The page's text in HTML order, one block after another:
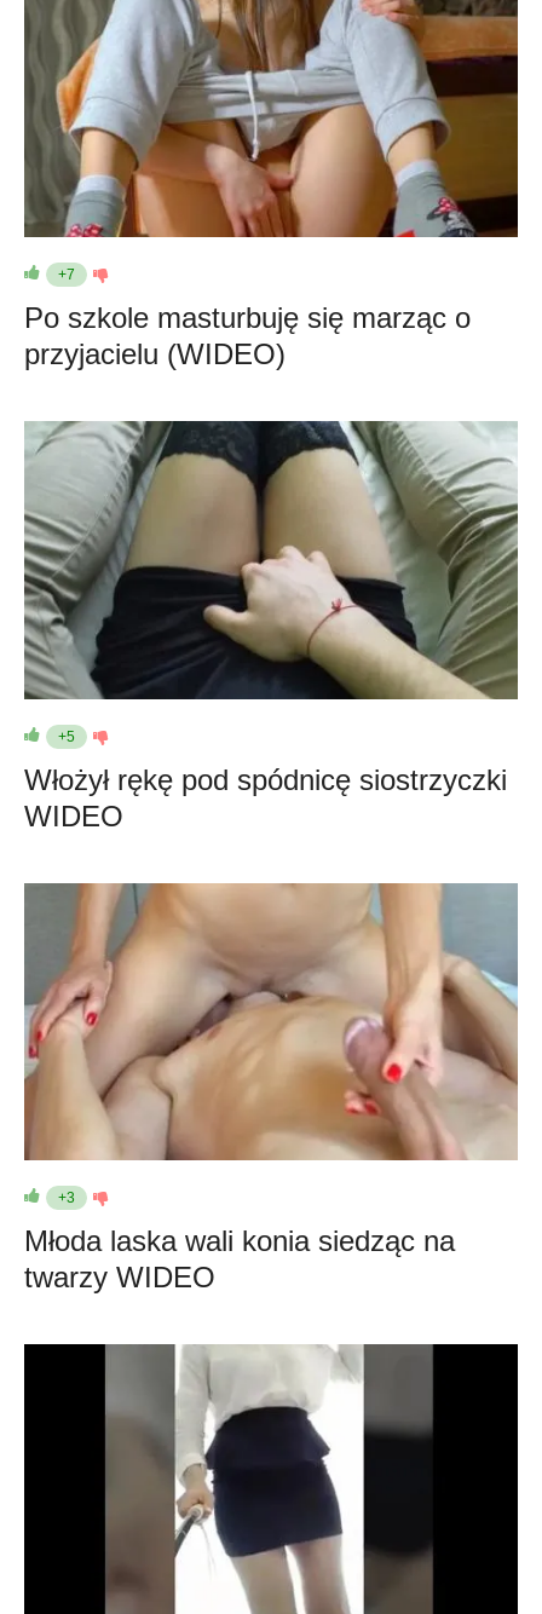
+7
Po szkole masturbuję się marząc o
przyjacielu (WIDEO)
+5
Włożył rękę pod spódnicę siostrzyczki
WIDEO
+3
Młoda laska wali konia siedząc na
twarzy WIDEO